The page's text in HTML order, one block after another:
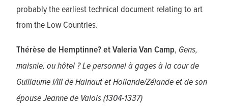
probably the earliest technical document relating to art
from the Low Countries.
Thérèse de Hemptinne? et Valeria Van Camp, Gens,
maisnie, ou hôtel ? Le personnel à gages à la cour de
Guillaume I/III de Hainaut et Hollande/Zélande et de son
épouse Jeanne de Valois (1304-1337)